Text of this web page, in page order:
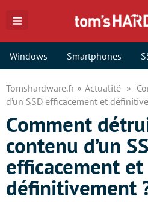
Windows Smartphones
Tomshardware.fr Actualité
d’un SSD efficacement et
Comment
contenu d’un
efficacement et
définitivement